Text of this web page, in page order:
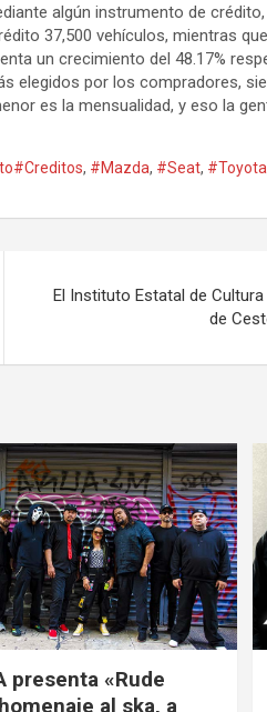
algún instrumento de
37,500 vehículos, mientras
un crecimiento del 48.17%
elegidos por los compradores,
es la mensualidad, y eso la
, #Mazda, #Seat, #Toyota
El Instituto Estatal de
de
presenta «Rude
al ska, a